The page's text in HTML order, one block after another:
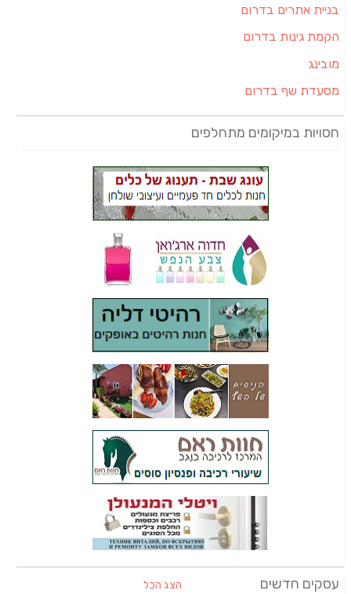
בניית אתרים בדרום
הקמת גינות בדרום
מובינג
מסעדת שף בדרום
חסויות במיקומים מתחלפים
עסקים חדשים הצג הכל